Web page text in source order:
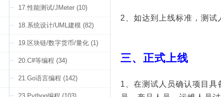
17.性能测试/JMeter (10)
18.系统设计/UML建模 (82)
19.区块链/数字货币/量化 (1)
20.C#等编程 (34)
21.Go语言编程 (142)
2、如达到上线标准，测
三、正式上线
1、在测试人员确认项目